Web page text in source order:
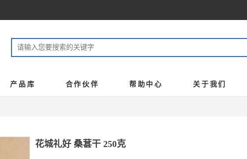
产品库 合作伙伴 帮助中心 关于我们
花城礼好 桑葚干 250克